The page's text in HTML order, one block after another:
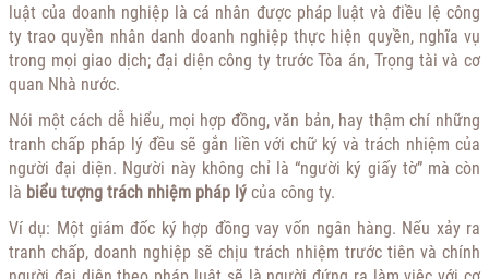
luật của doanh nghiệp là cá nhân được pháp luật và điều lệ công
ty trao quyền nhân danh doanh nghiệp thực hiện quyền, nghĩa vụ
trong mọi giao dịch; đại diện công ty trước Tòa án, Trọng tài và cơ
quan Nhà nước.
Nói một cách dễ hiểu, mọi hợp đồng, văn bản, hay thậm chí những
tranh chấp pháp lý đều sẽ gắn liền với chữ ký và trách nhiệm của
người đại diện. Người này không chỉ là “người ký giấy tờ” mà còn
là biểu tượng trách nhiệm pháp lý của công ty.
Ví dụ: Một giám đốc ký hợp đồng vay vốn ngân hàng. Nếu xảy ra
tranh chấp, doanh nghiệp sẽ chịu trách nhiệm trước tiên và chính